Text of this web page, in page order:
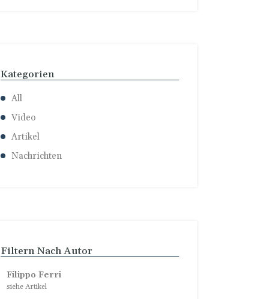
Kategorien
All
Video
Artikel
Nachrichten
Filtern Nach Autor
Filippo Ferri
siehe Artikel